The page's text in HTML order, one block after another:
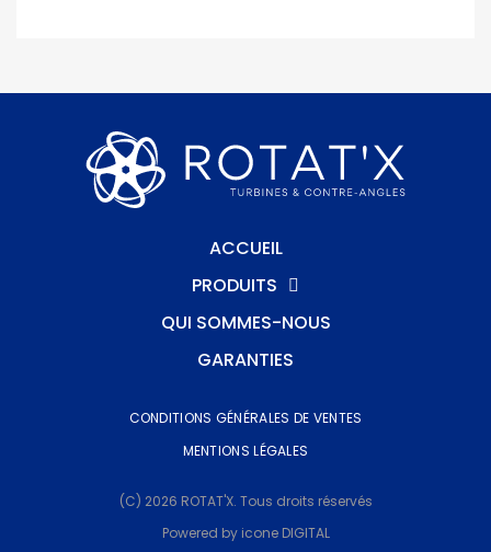
ACCUEIL
PRODUITS
QUI SOMMES-NOUS
GARANTIES
MENTIONS LÉGALES
CONDITIONS GÉNÉRALES DE VENTES
(C) 2026 ROTAT'X. Tous droits réservés
Powered by icone DIGITAL